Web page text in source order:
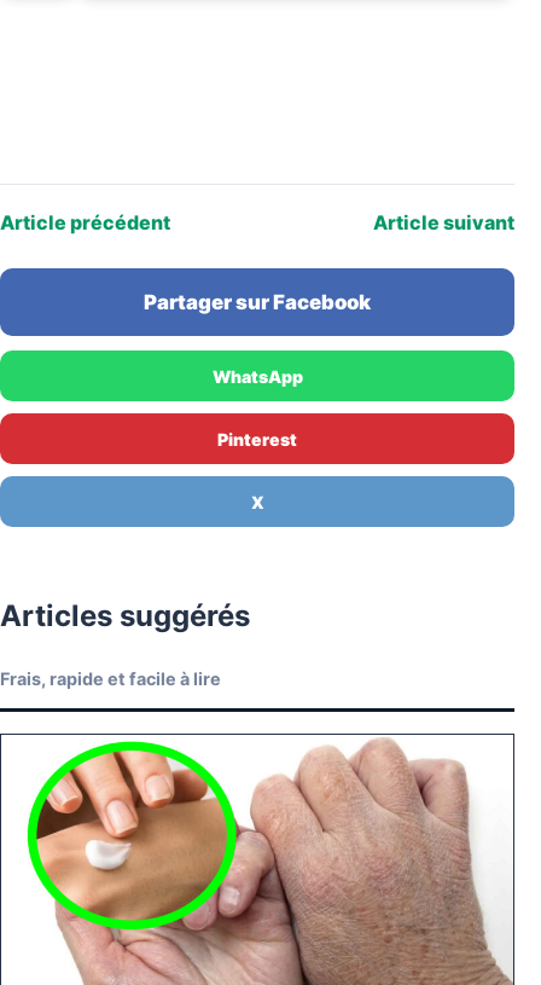
Article précédent Article suivant
Partager sur Facebook
WhatsApp
Pinterest
X
Articles suggérés
Frais, rapide et facile à lire